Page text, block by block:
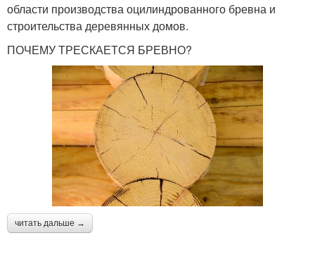
области производства оцилиндрованного бревна и
строительства деревянных домов.
ПОЧЕМУ ТРЕСКАЕТСЯ БРЕВНО?
читать дальше →